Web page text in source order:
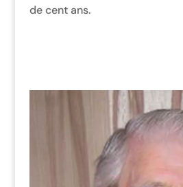
de cent ans.